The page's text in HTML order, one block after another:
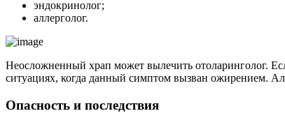
эндокринолог;
аллерголог.
Неосложненный храп может вылечить отоларинголог.
ситуациях, когда данный симптом вызван ожирением.
Опасность и последствия